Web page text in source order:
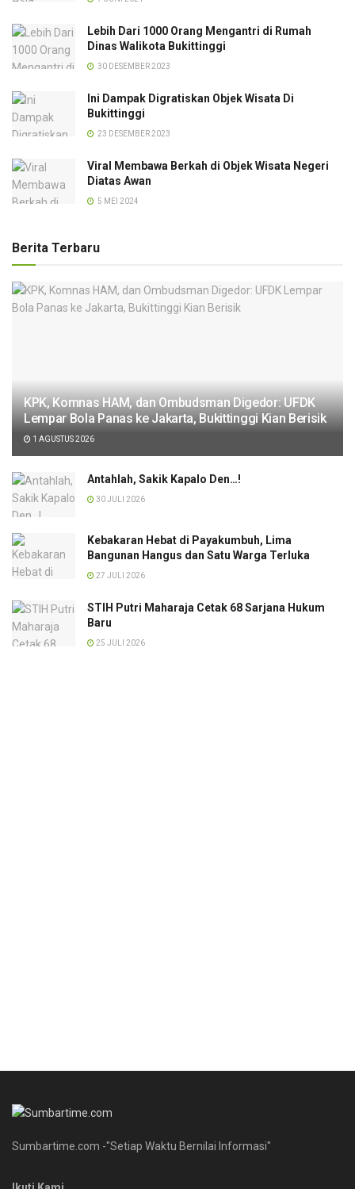
Lebih Dari 1000 Orang Mengantri di Rumah
Dinas Walikota Bukittinggi
30 DESEMBER 2023
Ini Dampak Digratiskan Objek Wisata Di
Bukittinggi
23 DESEMBER 2023
Viral Membawa Berkah di Objek Wisata Negeri
Diatas Awan
5 MEI 2024
Berita Terbaru
KPK, Komnas HAM, dan Ombudsman Digedor: UFDK
Lempar Bola Panas ke Jakarta, Bukittinggi Kian Berisik
1 AGUSTUS 2026
Antahlah, Sakik Kapalo Den…!
30 JULI 2026
Kebakaran Hebat di Payakumbuh, Lima
Bangunan Hangus dan Satu Warga Terluka
27 JULI 2026
STIH Putri Maharaja Cetak 68 Sarjana Hukum
Baru
25 JULI 2026
Sumbartime.com -"Setiap Waktu Bernilai Informasi"